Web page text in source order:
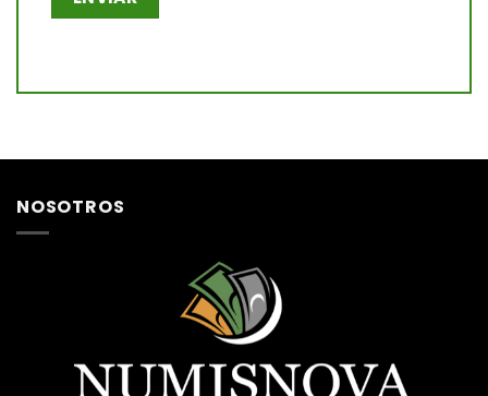
NOSOTROS